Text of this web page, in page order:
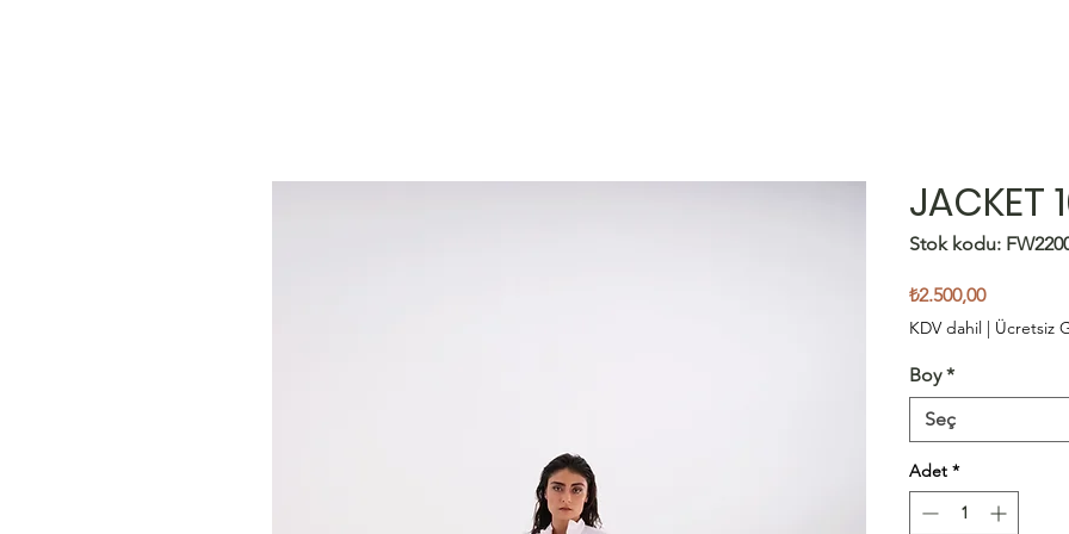
JACKET
Stok kodu:
₺2.500,00Fiyat
KDV dahil | Ücretsiz
Boy *
Seç
Adet *